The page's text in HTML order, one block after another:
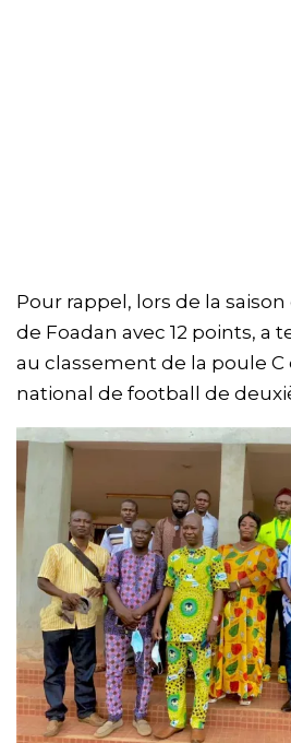
Pour rappel, lors de la
de Foadan avec 12 points, a
au classement de la poule
national de football de